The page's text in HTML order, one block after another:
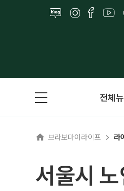
전체
브라보마이라이프 라
서울시